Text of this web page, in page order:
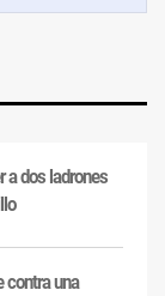
a dos ladrones
contra una